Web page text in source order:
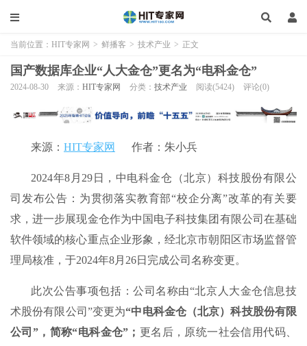
当前位置： HIT专家网 > 鲜播客 > 技术产业 > 正文
国产数据库企业“人大金仓”更名为“电科金仓”
2024-08-30 来源： HIT专家网 分类： 技术产业 阅读(5424) 评论(0)
来源： HIT专家网 作者：朱小兵
2024年8月29日，中电科金仓（北京）科技股份有限公
司发布公告：为贯彻落实教育部“校企分离”改革的有关要
求，进一步展现金仓作为中国电子科技集团有限公司在基础
软件领域的核心重点企业形象，经北京市朝阳区市场监督管
理局核准，于2024年8月26日完成公司名称变更。
此次公告事项包括：公司名称由“北京人大金仓信息技
术股份有限公司”变更为“中电科金仓（北京）科技股份有限
公司”，简称“电科金仓”； 更名后，原统一社会信用代码、